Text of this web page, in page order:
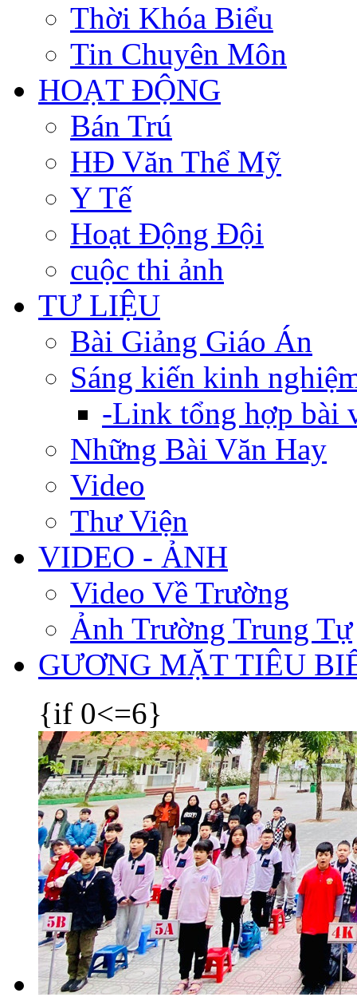
Thời Khóa Biểu
Tin Chuyên Môn
HOẠT ĐỘNG
Bán Trú
HĐ Văn Thể Mỹ
Y Tế
Hoạt Động Đội
cuộc thi ảnh
TƯ LIỆU
Bài Giảng Giáo Án
Sáng kiến kinh
-Link tổng hợp bài
Những Bài Văn Hay
Video
Thư Viện
VIDEO - ẢNH
Video Về Trường
Ảnh Trường Trung Tự
GƯƠNG MẶT TIÊU
{if 0<=6}